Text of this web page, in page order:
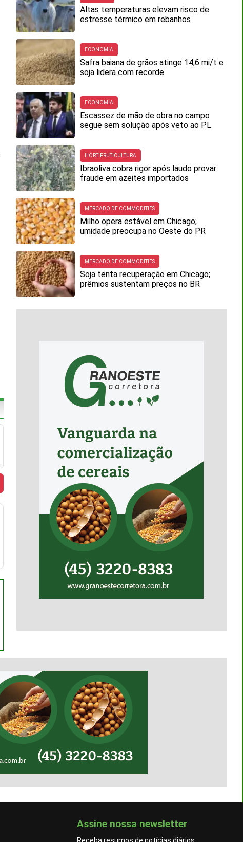
Altas temperaturas elevam risco de
estresse térmico em rebanhos
ECONOMIA
Safra baiana de grãos atinge 14,6 mi/t e
soja lidera com recorde
ECONOMIA
Escassez de mão de obra no campo
segue sem solução após veto ao PL
HORTIFRUTICULTURA
Ibraoliva cobra rigor após laudo provar
fraude em azeites importados
MERCADO DE COMMODITIES
Milho opera estável em Chicago;
umidade preocupa no Oeste do PR
MERCADO DE COMMODITIES
Soja tenta recuperação em Chicago;
prêmios sustentam preços no BR
Assine nossa newsletter
Receba resumos de notícias diários